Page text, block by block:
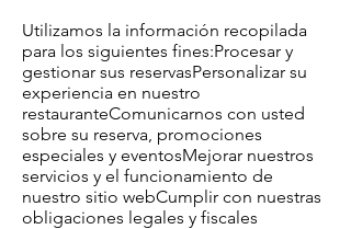
Utilizamos la información recopilada
para los siguientes fines:Procesar y
gestionar sus reservasPersonalizar su
experiencia en nuestro
restauranteComunicarnos con usted
sobre su reserva, promociones
especiales y eventosMejorar nuestros
servicios y el funcionamiento de
nuestro sitio webCumplir con nuestras
obligaciones legales y fiscales